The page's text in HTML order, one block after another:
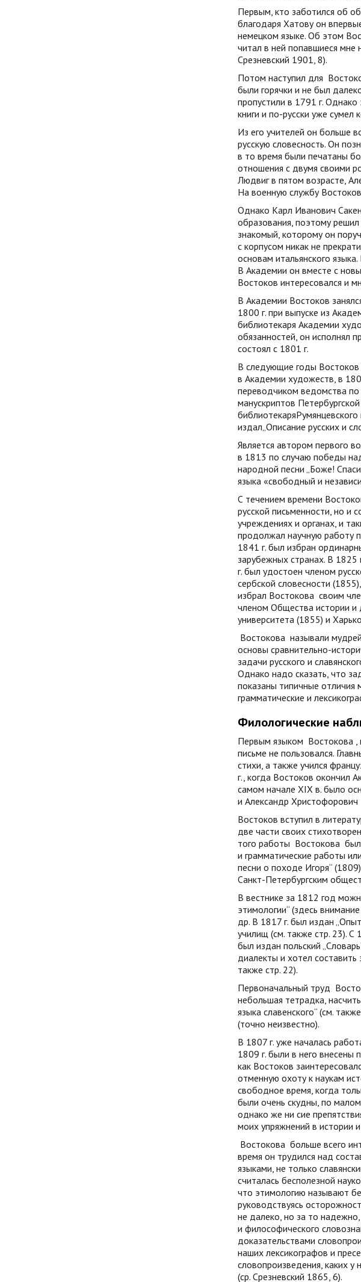
Первым, кто заботился об
благодаря Хатову он
немецком языке. Об этом
читал в ней попавшиеся мне
Срезневский 1901, 8).
Потом наступил для
были горячки и не был
пропустили в 1791 г. Однако
книги и по-русски уже сумел
Из его учителей он больше
русскую словесность. Он
в то время были печатаны
отношения с двумя своими
Людвиг в пятом возрасте,
На военную службу
Однако Карл Иванович
образования, поэтому решил
знакомый, которому он
с корпусом никак не
основам итальянского
В Академии он вместе с
Востоков интересовался и
В Академии Востоков
1800 г. при выпуске из
библиотекаря Академии
обязанностей, он исполнял
состоял с 1801 г.
В следующие годы Востоков
в Академии художеств, в
переводчиком ведомства по
манускриптов
издал„Описание русских и
Является автором первого
в 1813 по случаю победы
народной песни „Боже!
языка «свободный и
С течением времени
русской письменности, но и
учреждениях и органах, и
продолжал научную работу
1841 г. был избран
зарубежных странах. В 1825
г. был удостоен членом
сербской словесности
избрал Востокова своим
членом Общества истории и
университета (1855) и
Востокова называли
основы сравнительно-
задачи русского и
Однако надо сказать, что
показаны типичные отличия
грамматические и
Филологические
Первым языком Востокова ,
письме не пользовался.
стихи, а также учился
г., когда Востоков окончил
самом начале XIX в. было
и Александр Христофорович
Востоков вступил в
две части своих
того работы Востокова
и грамматические работы
песни о походе Игоря“
Санкт-Петербургским
В вестнике за 1812 год
этимологии“ (здесь
др. В 1817 г. был издан
училищ (см. также стр. 23). С
был издан польский
диалекты и хотел
также стр. 22).
Первоначальный труд
небольшая тетрадка,
языка славенского“ (см.
(точно неизвестно).
В 1807 г. уже началась
1809 г. были в него внесены
как Востоков
отменную охоту к наукам
свободное время, когда
были очень скудны, по
однако же ни сие
моих упряжнений в истории
Востокова больше всего
время он трудился над
языками, не только
считалась бесполезной
что этимологию называют
руководствуясь
не далеко, но за то надежно,
и философического
доказательствами
наших лексикографов и
словопроизведения, каких у
(ср. Срезневский 1865, 6).